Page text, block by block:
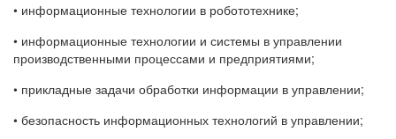
• информационные технологии в робототехнике;
• информационные технологии и системы в управлении
производственными процессами и предприятиями;
• прикладные задачи обработки информации в управлении;
• безопасность информационных технологий в управлении;